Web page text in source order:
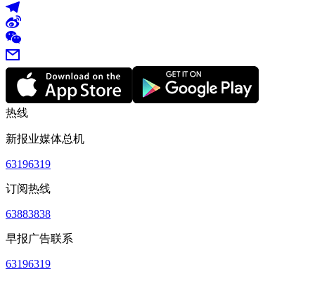
热线
新报业媒体总机
63196319
订阅热线
63883838
早报广告联系
63196319